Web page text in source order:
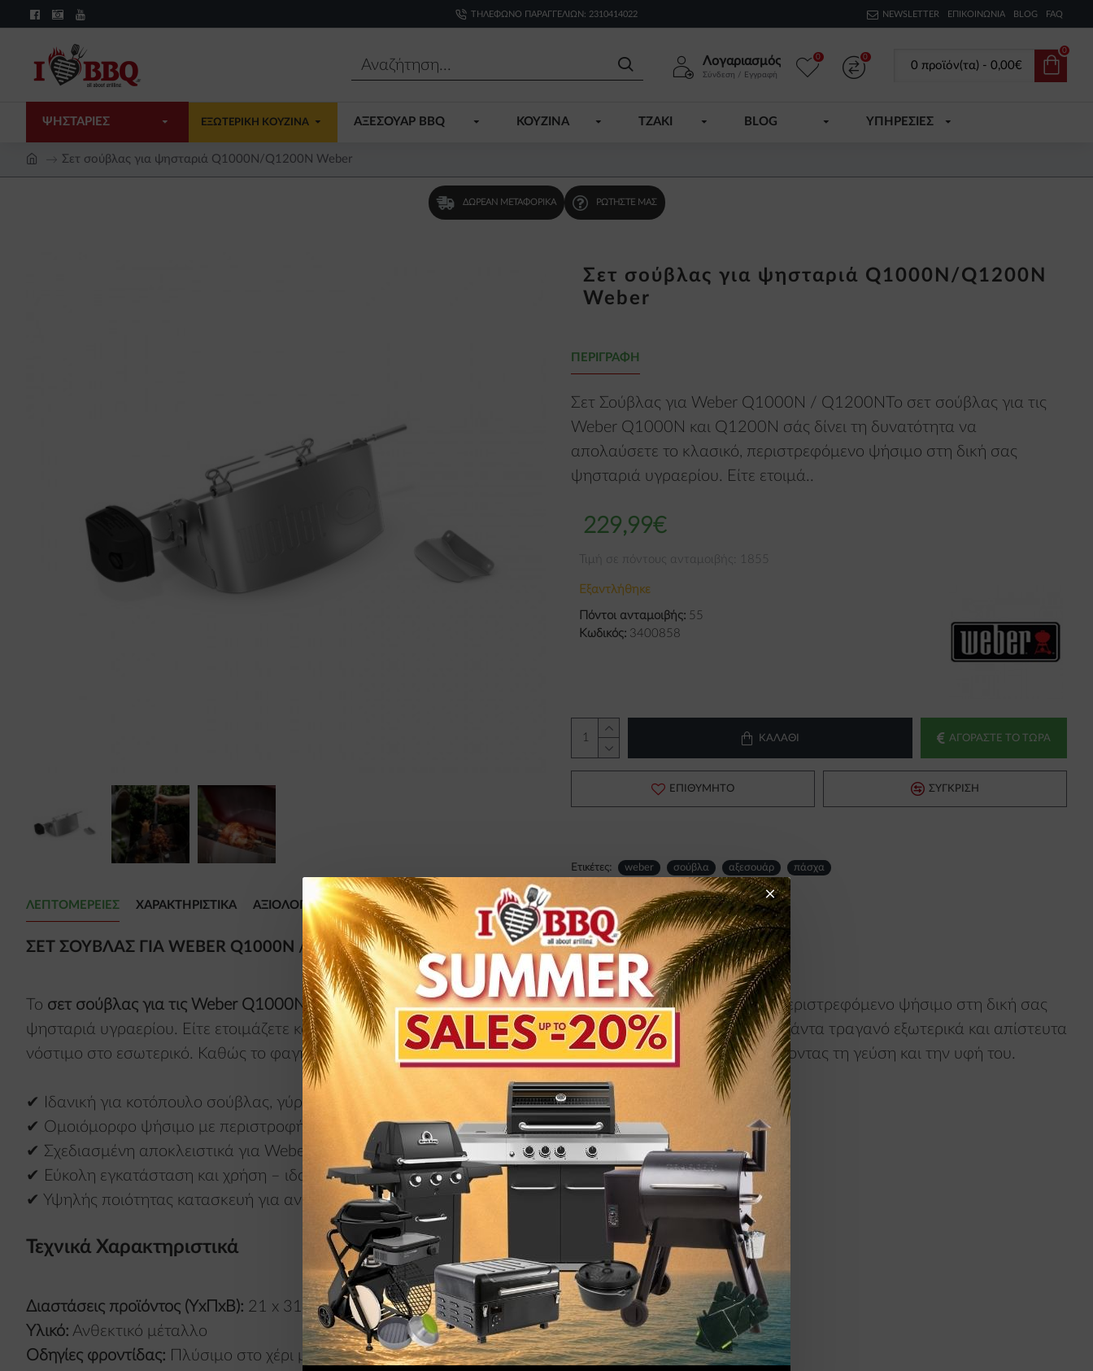
ΤΗΛΈΦΩΝΟ ΠΑΡΑΓΓΕΛΙΏΝ: 2310414022 NEWSLETTER ΕΠΙΚΟΙΝΩΝΊΑ BLOG FAQ
Λογαριασμός
Σύνδεση / Εγγραφή
0 0
0 προϊόν(τα) - 0,00€
0
ΨΗΣΤΑΡΙΕΣ ΕΞΩΤΕΡΙΚΗ ΚΟΥΖΙΝΑ ΑΞΕΣΟΥΑΡ BBQ ΚΟΥΖΙΝΑ ΤΖΑΚΙ BLOG ΥΠΗΡΕΣΙΕΣ
Σετ σούβλας για ψησταριά Q1000N/Q1200N Weber
ΔΩΡΕΆΝ ΜΕΤΑΦΟΡΙΚΆ ΡΩΤΉΣΤΕ ΜΑΣ
Σετ σούβλας για ψησταριά Q1000N/Q1200N
Weber
ΠΕΡΙΓΡΑΦΉ
Σετ Σούβλας για Weber Q1000N / Q1200NΤο σετ σούβλας για τις
Weber Q1000N και Q1200N σάς δίνει τη δυνατότητα να
απολαύσετε το κλασικό, περιστρεφόμενο ψήσιμο στη δική σας
ψησταριά υγραερίου. Είτε ετοιμά..
Εξαντλήθηκε
Πόντοι ανταμοιβής: 55
Κωδικός: 3400858
229,99€
Τιμή σε πόντους ανταμοιβής: 1855
ΚΑΛΆΘΙ ΑΓΟΡΆΣΤΕ ΤΟ ΤΏΡΑ
ΕΠΙΘΥΜΗΤΌ ΣΎΓΚΡΙΣΗ
Ετικέτες: weber σούβλα αξεσουάρ πάσχα
ΛΕΠΤΟΜΈΡΕΙΕΣ ΧΑΡΑΚΤΗΡΙΣΤΙΚΆ ΑΞΙΟΛΟΓΉΣΕΙΣ
ΣΕΤ ΣΟΎΒΛΑΣ ΓΙΑ WEBER Q1000N / Q1200N
Το σετ σούβλας για τις Weber Q1000N και Q1200Nσάς δίνει τη δυνατότητα να απολαύσετε το κλασικό, περιστρεφόμενο ψήσιμο στη δική σας
ψησταριά υγραερίου. Είτε ετοιμάζετε κοτόπουλο, γύρο ή ένα ζουμερό κομμάτι κρέας, το αποτέλεσμα είναι πάντα τραγανό εξωτερικά και απίστευτα
νόστιμο στο εσωτερικό. Καθώς το φαγητό γυρίζει αργά, οι φυσικοί του χυμοί κυλούν στην επιφάνεια, ενισχύοντας τη γεύση και την υφή του.
✔ Ιδανική για κοτόπουλο σούβλας, γύρο, μοσχάρι και άλλα
✔ Ομοιόμορφο ψήσιμο με περιστροφή για καλύτερο αποτέλεσμα
✔ Σχεδιασμένη αποκλειστικά για Weber Q1000N & Q1200N
✔ Εύκολη εγκατάσταση και χρήση – ιδανική για οικογενειακά γεύματα ή BBQ με φίλους
✔ Υψηλής ποιότητας κατασκευή για ανθεκτικότητα και μακροχρόνια χρήση
Τεχνικά Χαρακτηριστικά
Διαστάσεις προϊόντος (ΥxΠxΒ): 21 x 31 x 80 cm
Υλικό: Ανθεκτικό μέταλλο
Οδηγίες φροντίδας: Πλύσιμο στο χέρι με σαπουνόνερο